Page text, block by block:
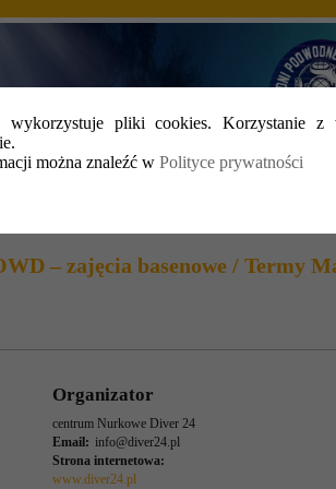
wykorzystuje pliki cookies. Korzystanie
można znaleźć w Polityce prywatności
– zajęcia basenowe / Termy
Organizator
centrum Nurkowe Diver 24
Email: info@diver24.pl
Strona internetowa:
www.diver24.pl